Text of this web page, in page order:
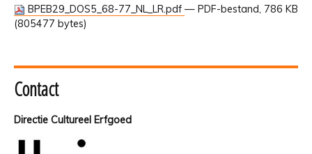
BPEB29_DOS5_68-77_NL_LR.pdf — PDF-bestand, 786 KB
(805477 bytes)
Contact
Directie Cultureel Erfgoed